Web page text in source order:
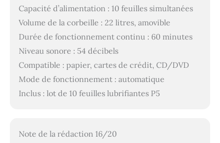
Capacité d’alimentation : 10 feuilles simultanées
Volume de la corbeille : 22 litres, amovible
Durée de fonctionnement continu : 60 minutes
Niveau sonore : 54 décibels
Compatible : papier, cartes de crédit, CD/DVD
Mode de fonctionnement : automatique
Inclus : lot de 10 feuilles lubrifiantes P5
Note de la rédaction 16/20